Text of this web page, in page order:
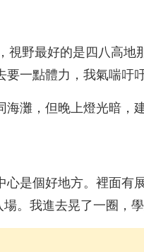
視野最好的是四八高
要一點體力，我氣喘吁
灘，但晚上燈光暗，
心是個好地方。裡面有
。我進去晃了一圈，